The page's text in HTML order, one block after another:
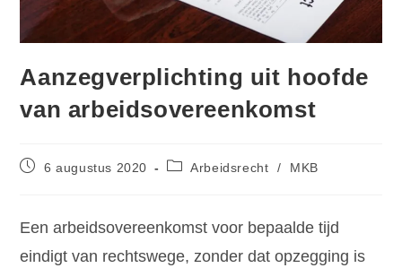
Aanzegverplichting uit hoofde
van arbeidsovereenkomst
6 augustus 2020 Arbeidsrecht / MKB
Een arbeidsovereenkomst voor bepaalde tijd
eindigt van rechtswege, zonder dat opzegging is